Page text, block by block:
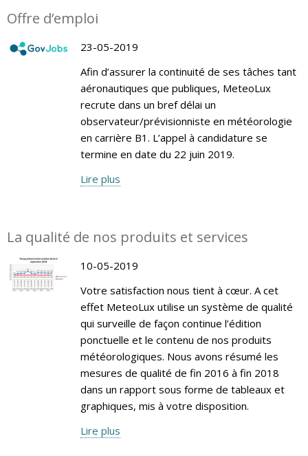
Offre d’emploi
23-05-2019
Afin d’assurer la continuité de ses tâches tant
aéronautiques que publiques, MeteoLux
recrute dans un bref délai un
observateur/prévisionniste en météorologie
en carrière B1. L’appel à candidature se
termine en date du 22 juin 2019.
Lire plus
La qualité de nos produits et services
10-05-2019
Votre satisfaction nous tient à cœur. A cet
effet MeteoLux utilise un système de qualité
qui surveille de façon continue l’édition
ponctuelle et le contenu de nos produits
météorologiques. Nous avons résumé les
mesures de qualité de fin 2016 à fin 2018
dans un rapport sous forme de tableaux et
graphiques, mis à votre disposition.
Lire plus